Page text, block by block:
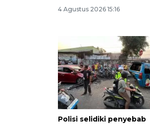
4 Agustus 2026 15:16
Polisi selidiki penyebab